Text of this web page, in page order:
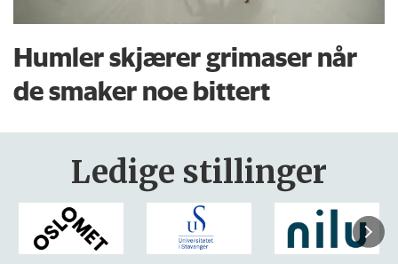
Humler skjærer grimaser når
de smaker noe bittert
Ledige stillinger